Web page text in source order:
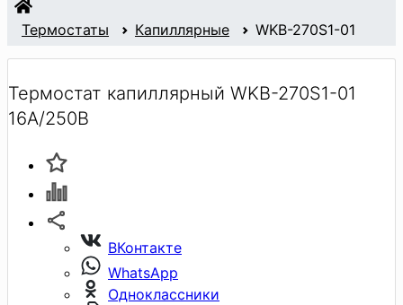
Термостаты Капиллярные WKB-270S1-01
Термостат капиллярный WKB-270S1-01
16A/250В
ВКонтакте
WhatsApp
Одноклассники